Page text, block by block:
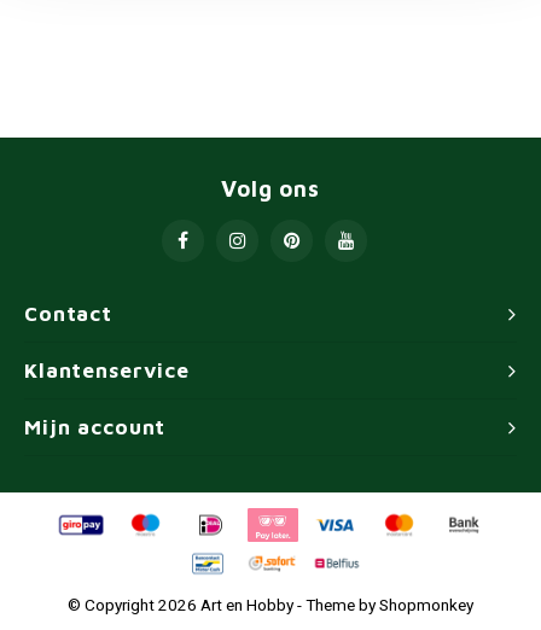
Contact
Volg ons
Klantenservice
Mijn account
© Copyright 2026 Art en Hobby - Theme byShopmonkey